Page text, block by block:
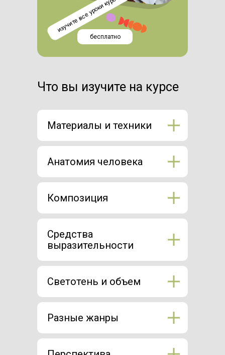
бесплатно
изучите все уроки курса
Что вы изучите на курсе
Материалы и техники
Анатомия человека
Композиция
Средства
выразительности
Светотень и объем
Разные жанры